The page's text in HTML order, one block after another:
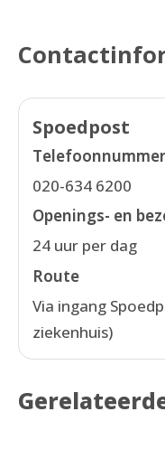
Spoedpost
Telefoonnummer
020-634 6200
Openings- en
24 uur per dag
Route
Via ingang
ziekenhuis)